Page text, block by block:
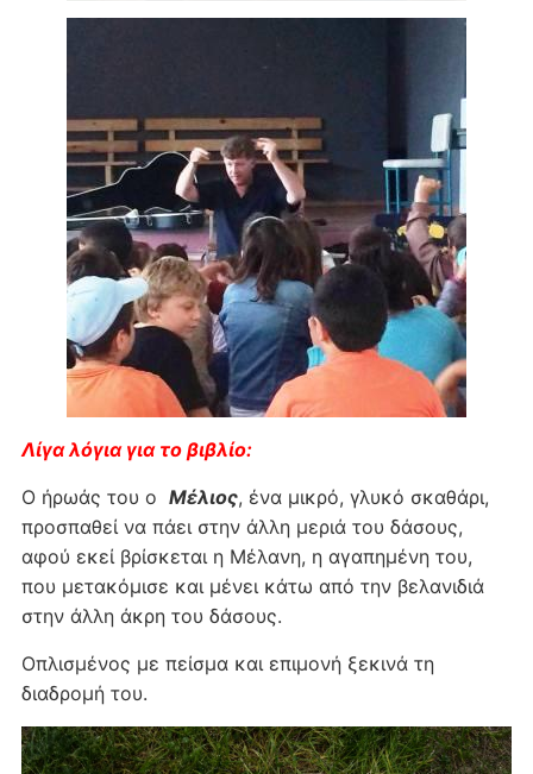
Λίγα λόγια για το βιβλίο:
Ο ήρωάς του ο Μέλιος, ένα μικρό, γλυκό σκαθάρι,
προσπαθεί να πάει στην άλλη μεριά του δάσους,
αφού εκεί βρίσκεται η Μέλανη, η αγαπημένη του,
που μετακόμισε και μένει κάτω από την βελανιδιά
στην άλλη άκρη του δάσους.
Οπλισμένος με πείσμα και επιμονή ξεκινά τη
διαδρομή του.